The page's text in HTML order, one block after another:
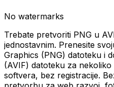
No watermarks
Trebate pretvoriti PNG u
jednostavnim. Prenesite
Graphics (PNG) datoteku i
(AVIF) datoteku za
softvera, bez registracije.